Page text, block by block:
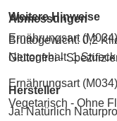
Abmessungen
Bruttogewicht: 0,2
Nettogehalt: 1 Stueck
Hersteller
Ja! Natürlich
Weitere Hinweise
Ernährungsart
Glutenfrei -
Ernährungsart
Vegetarisch - Ohne